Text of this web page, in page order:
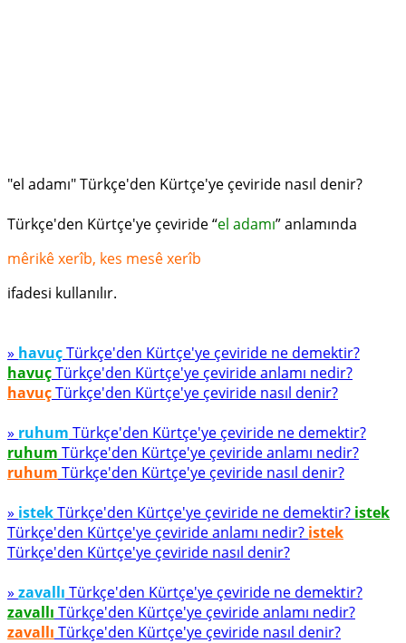
"el adamı" Türkçe'den Kürtçe'ye çeviride nasıl denir?
Türkçe'den Kürtçe'ye çeviride “el adamı” anlamında
mêrikê xerîb, kes mesê xerîb
ifadesi kullanılır.
» havuçTürkçe'den Kürtçe'ye çeviride ne demektir?
havuçTürkçe'den Kürtçe'ye çeviride anlamı nedir?
havuçTürkçe'den Kürtçe'ye çeviride nasıl denir?
» ruhum Türkçe'den Kürtçe'ye çeviride ne demektir?
ruhum Türkçe'den Kürtçe'ye çeviride anlamı nedir?
ruhum Türkçe'den Kürtçe'ye çeviride nasıl denir?
» istekTürkçe'den Kürtçe'ye çeviride ne demektir? istek
Türkçe'den Kürtçe'ye çeviride anlamı nedir? istek
Türkçe'den Kürtçe'ye çeviride nasıl denir?
» zavallı Türkçe'den Kürtçe'ye çeviride ne demektir?
zavallı Türkçe'den Kürtçe'ye çeviride anlamı nedir?
zavallı Türkçe'den Kürtçe'ye çeviride nasıl denir?